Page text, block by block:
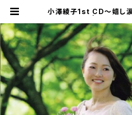
小澤綾子1st CD〜嬉し